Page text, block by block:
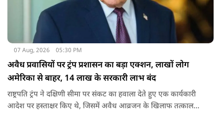
07 Aug, 2026 05:30 PM
अवैध प्रवासियों पर ट्रंप प्रशासन का बड़ा एक्शन, लाखों लोग
अमेरिका से बाहर, 14 लाख के सरकारी लाभ बंद
राष्ट्रपति ट्रंप ने दक्षिणी सीमा पर संकट का हवाला देते हुए एक कार्यकारी
आदेश पर हस्ताक्षर किए थे, जिसमें अवैध आव्रजन के खिलाफ तत्काल